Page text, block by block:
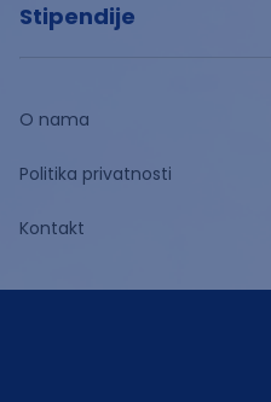
Stipendije
O nama
Politika privatnosti
Kontakt